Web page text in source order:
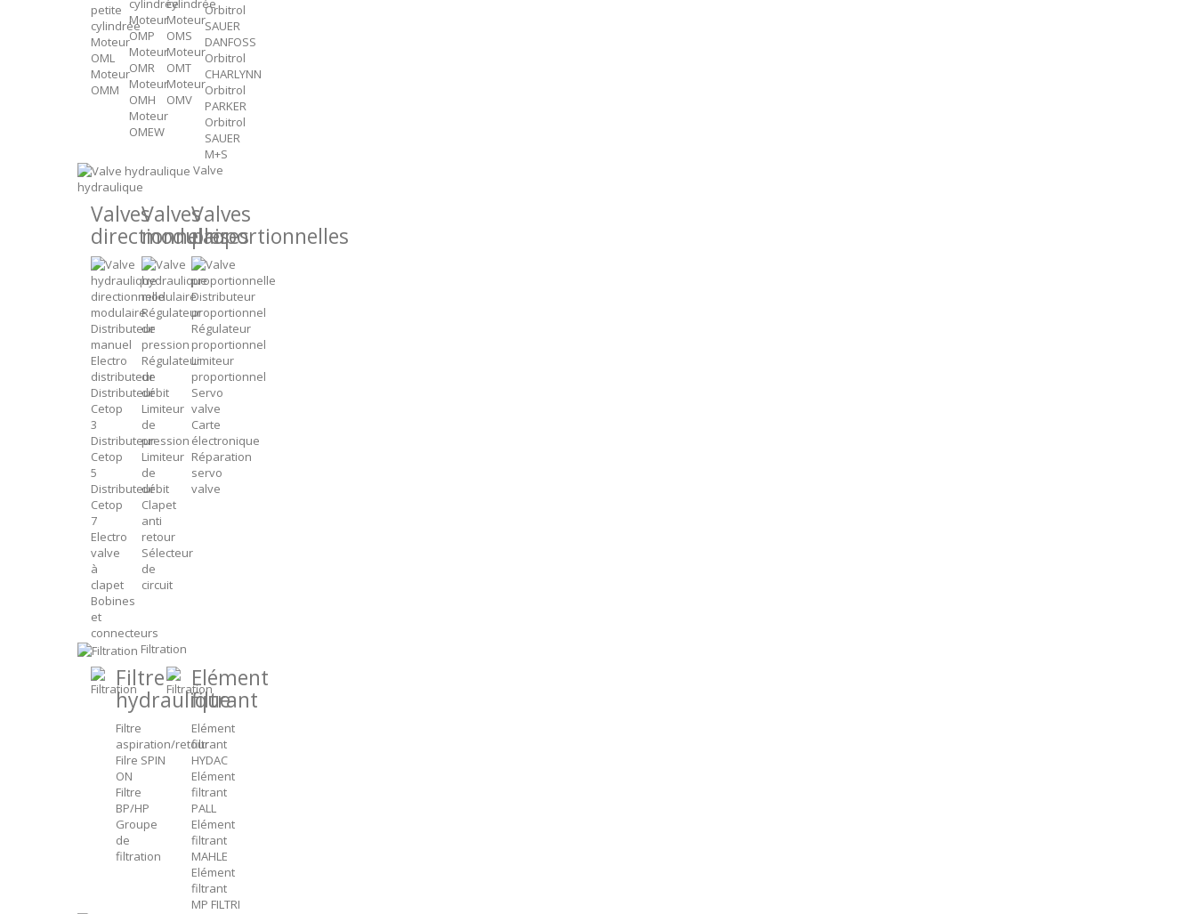
Moteur
OML
Moteur
OMM
Moteur
OMP
Moteur
OMR
Moteur
OMH
Moteur
OMEW
Moteur
OMS
Moteur
OMT
Moteur
OMV
Orbitrol
SAUER
DANFOSS
Orbitrol
CHARLYNN
Orbitrol
PARKER
Orbitrol
SAUER
M+S
Valve
hydraulique
Valves
directionnelles
Distributeur
manuel
Electro
distributeur
Distributeur
Cetop
3
Distributeur
Cetop
5
Distributeur
Cetop
7
Electro
valve
à
clapet
Bobines
et
connecteurs
Valves
modulaires
Régulateur
de
pression
Régulateur
de
débit
Limiteur
de
pression
Limiteur
de
débit
Clapet
anti
retour
Sélecteur
de
circuit
Valves
proportionnelles
Distributeur
proportionnel
Régulateur
proportionnel
Limiteur
proportionnel
Servo
valve
Carte
électronique
Réparation
servo
valve
Filtration
Filtre
hydraulique
Filtre
aspiration/retour
Filre SPIN
ON
Filtre
BP/HP
Groupe
de
filtration
Elément
filtrant
Elément
filtrant
HYDAC
Elément
filtrant
PALL
Elément
filtrant
MAHLE
Elément
filtrant
MP FILTRI